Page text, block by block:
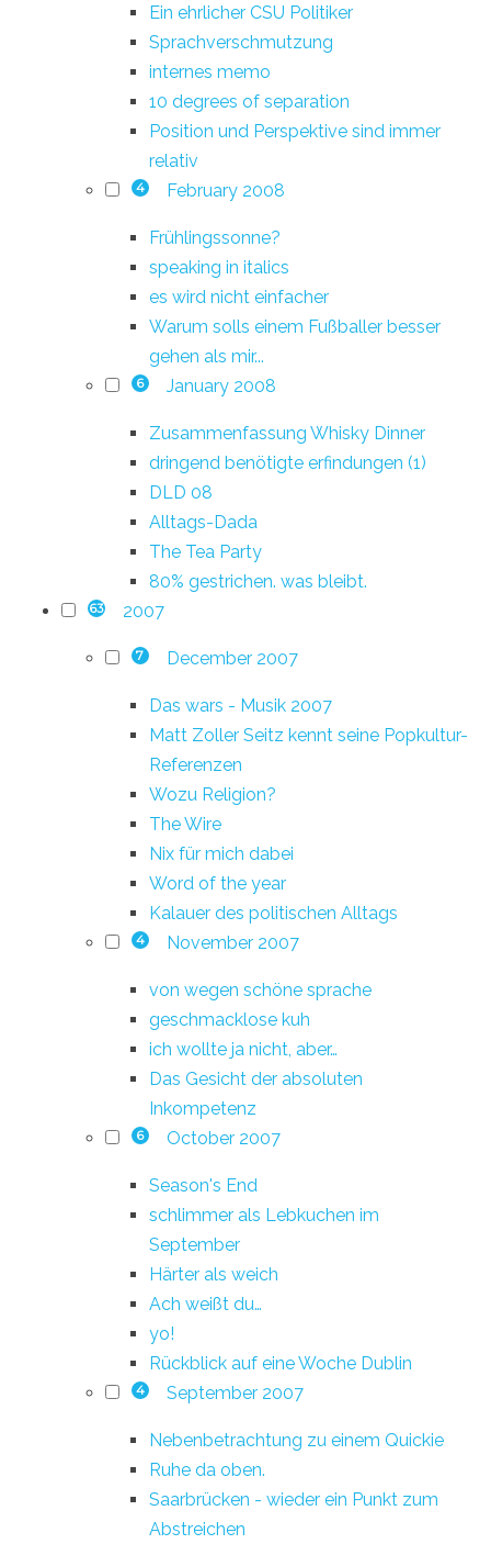
Ein ehrlicher CSU Politiker
Sprachverschmutzung
internes memo
10 degrees of separation
Position und Perspektive sind immer
relativ
4 February 2008
Frühlingssonne?
speaking in italics
es wird nicht einfacher
Warum solls einem Fußballer besser
gehen als mir...
6 January 2008
Zusammenfassung Whisky Dinner
dringend benötigte erfindungen (1)
DLD 08
Alltags-Dada
The Tea Party
80% gestrichen. was bleibt.
63 2007
7 December 2007
Das wars - Musik 2007
Matt Zoller Seitz kennt seine Popkultur-
Referenzen
Wozu Religion?
The Wire
Nix für mich dabei
Word of the year
Kalauer des politischen Alltags
4 November 2007
von wegen schöne sprache
geschmacklose kuh
ich wollte ja nicht, aber…
Das Gesicht der absoluten
Inkompetenz
6 October 2007
Season's End
schlimmer als Lebkuchen im
September
Härter als weich
Ach weißt du…
yo!
Rückblick auf eine Woche Dublin
4 September 2007
Nebenbetrachtung zu einem Quickie
Ruhe da oben.
Saarbrücken - wieder ein Punkt zum
Abstreichen